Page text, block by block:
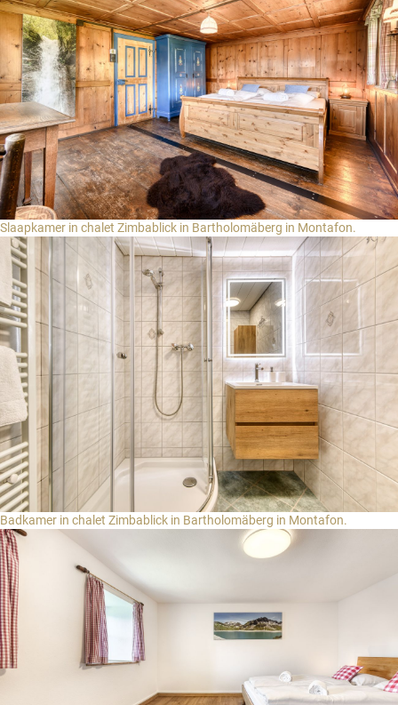
Slaapkamer in chalet Zimbablick in Bartholomäberg in Montafon.
Badkamer in chalet Zimbablick in Bartholomäberg in Montafon.